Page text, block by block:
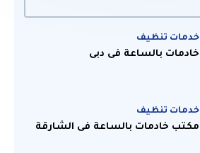
خدمات تنظيف
خادمات بالساعة فى دبى
خدمات تنظيف
مكتب خادمات بالساعة فى الشارقة